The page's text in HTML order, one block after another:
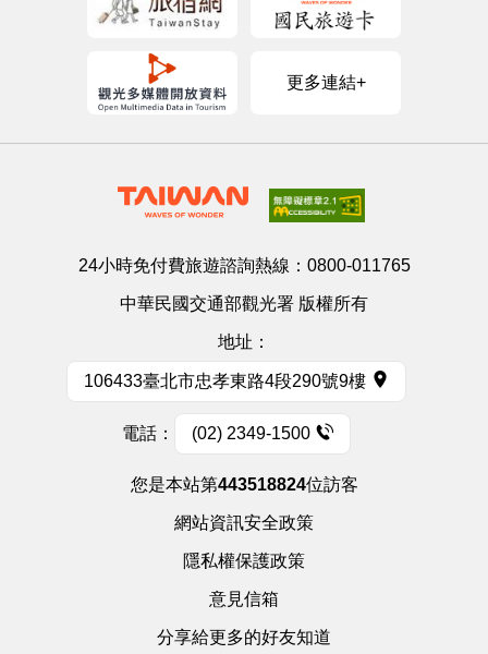
更多連結+
24小時免付費旅遊諮詢熱線： 0800-011765
中華民國交通部觀光署 版權所有
地址：
106433臺北市忠孝東路4段290號9樓
電話： (02) 2349-1500
您是本站第443518824位訪客
網站資訊安全政策
隱私權保護政策
意見信箱
分享給更多的好友知道